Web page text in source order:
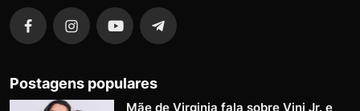
Postagens populares
Mãe de Virginia fala sobre Vini Jr. e